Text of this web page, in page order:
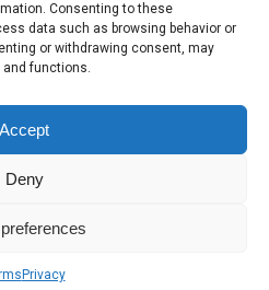
Consenting to these
data such as browsing behavior or
or withdrawing consent, may
functions.
Accept
Deny
Privacy
Términos